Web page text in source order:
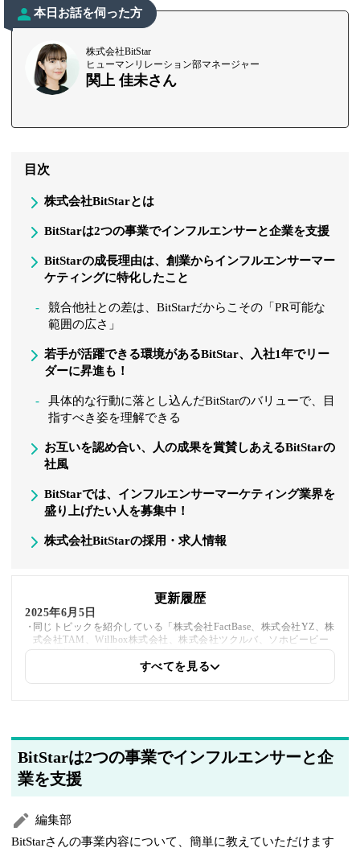
本日お話を伺った方
株式会社BitStar
ヒューマンリレーション部マネージャー
関上 佳未さん
目次
株式会社BitStarとは
BitStarは2つの事業でインフルエンサーと企業を支援
BitStarの成長理由は、創業からインフルエンサーマー
ケティングに特化したこと
競合他社との差は、BitStarだからこその「PR可能な
範囲の広さ」
若手が活躍できる環境があるBitStar、入社1年でリー
ダーに昇進も！
具体的な行動に落とし込んだBitStarのバリューで、目
指すべき姿を理解できる
お互いを認め合い、人の成果を賞賛しあえるBitStarの
社風
BitStarでは、インフルエンサーマーケティング業界を
盛り上げたい人を募集中！
株式会社BitStarの採用・求人情報
更新履歴
2025年6月5日
同じトピックを紹介している「株式会社FactBase、株式会社YZ、株
式会社TAM、Willbox株式会社、株式会社ツクルバ、ソホビービー
株式会社」への内部リンクを追加しました
2025年5月21日
著者情報の変更を行いました
すべてを見る
BitStarは2つの事業でインフルエンサーと企
業を支援
編集部
BitStarさんの事業内容について、簡単に教えていただけます